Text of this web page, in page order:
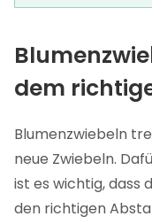
dem
Blumenzwiebeln
neue Zwiebeln.
ist es wichtig, dass
den richtigen